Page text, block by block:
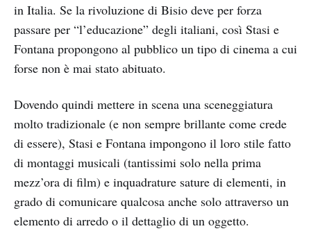
in Italia. Se la rivoluzione di Bisio deve per forza
passare per “l’educazione” degli italiani, così Stasi e
Fontana propongono al pubblico un tipo di cinema a cui
forse non è mai stato abituato.
Dovendo quindi mettere in scena una sceneggiatura
molto tradizionale (e non sempre brillante come crede
di essere), Stasi e Fontana impongono il loro stile fatto
di montaggi musicali (tantissimi solo nella prima
mezz’ora di film) e inquadrature sature di elementi, in
grado di comunicare qualcosa anche solo attraverso un
elemento di arredo o il dettaglio di un oggetto.